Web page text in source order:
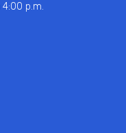
4:00 p.m.